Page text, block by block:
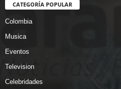
CATEGORÍA POPULAR
Colombia
Musica
Eventos
Television
Celebridades